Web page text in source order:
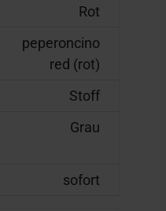
Rot
peperoncino
red (rot)
Stoff
Grau
sofort